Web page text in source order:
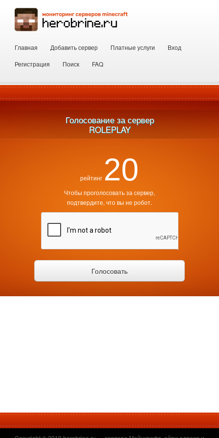
Главная Добавить сервер Платные услуги
Вход
Регистрация
Поиск FAQ
Голосование за сервер
ROLEPLAY
рейтинг 20
Чтобы проголосовать за сервер,
подтвердите, что вы не робот.